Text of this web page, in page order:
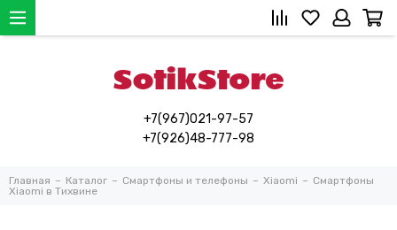
+7(967)021-97-57
+7(926)48-777-98
Главная Каталог Смартфоны и телефоны Xiaomi
Смартфоны
Xiaomi в Тихвине